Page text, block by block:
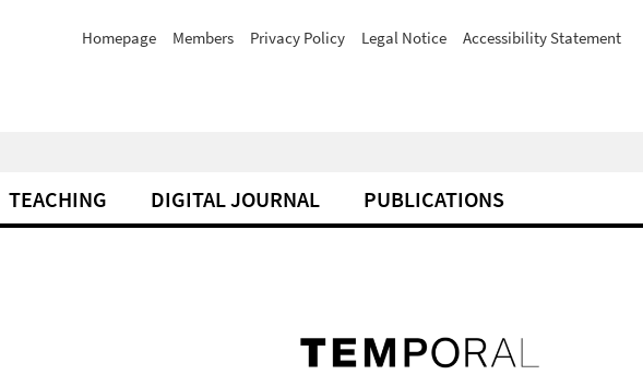
Homepage Members Privacy Policy Legal Notice Accessibility Statement
TEACHING DIGITAL JOURNAL PUBLICATIONS